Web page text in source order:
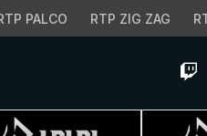
PALCO RTP ZIG ZAG